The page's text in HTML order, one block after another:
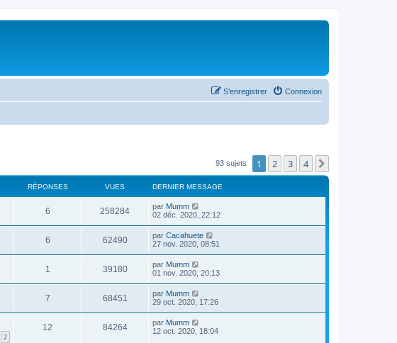
Connexion
S’enregistrer
93 sujets 1 2 3 4
RÉPONSES VUES DERNIER MESSAGE
6 258284 par Mumm
02 déc. 2020, 22:12
6 62490 par Cacahuete
27 nov. 2020, 08:51
1 39180 par Mumm
01 nov. 2020, 20:13
7 68451 par Mumm
29 oct. 2020, 17:26
2
12 84264 par Mumm
12 oct. 2020, 18:04